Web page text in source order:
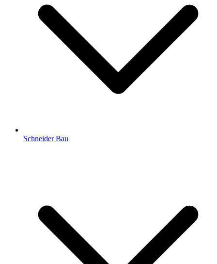
Schneider Bau